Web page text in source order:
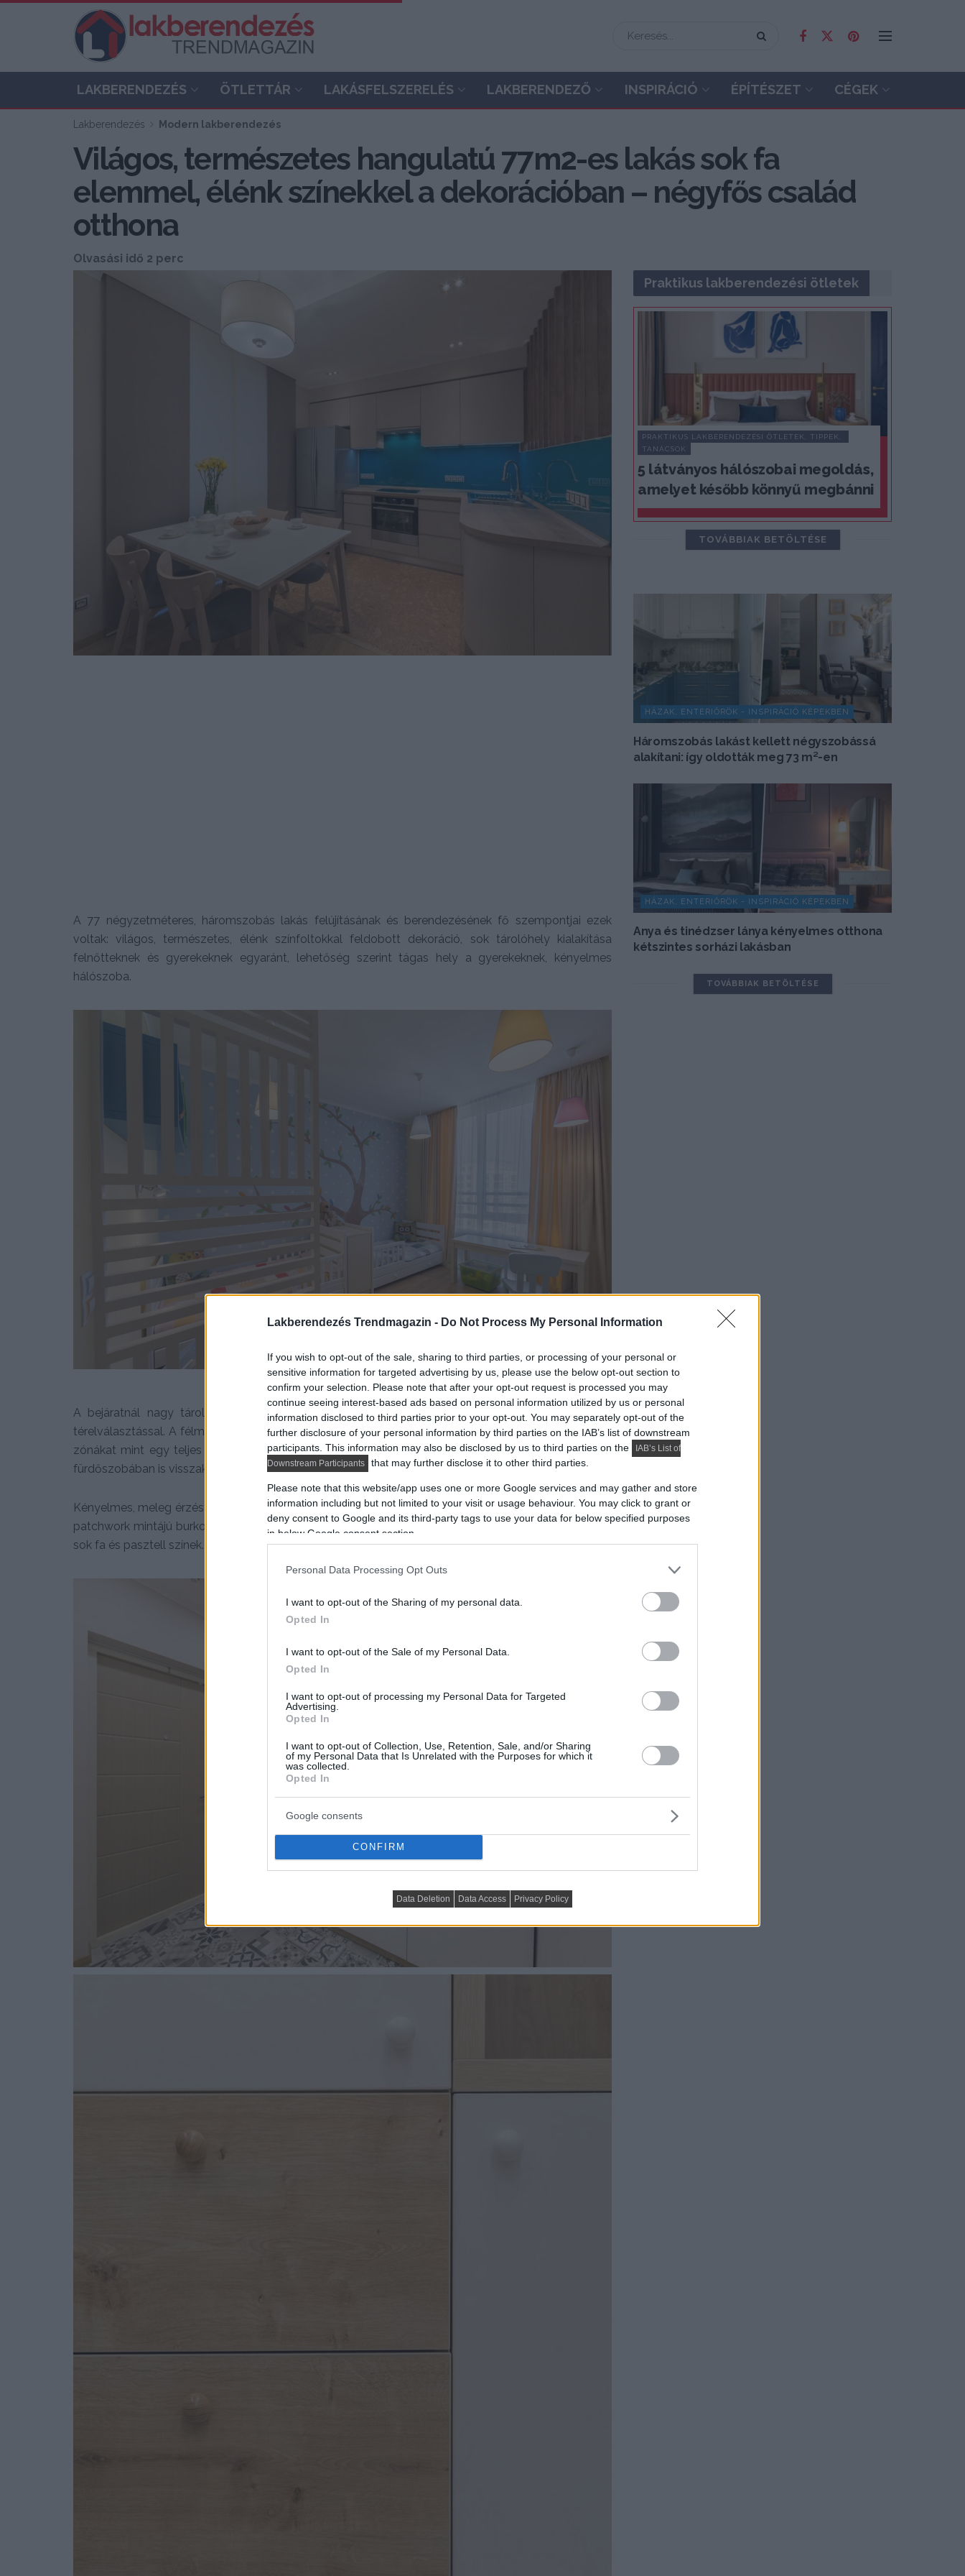
Lakberendezés Trendmagazin - Do Not Process My Personal Information
If you wish to opt-out of the sale, sharing to third parties, or processing of your personal or
sensitive information for targeted advertising by us, please use the below opt-out section to
confirm your selection. Please note that after your opt-out request is processed you may
continue seeing interest-based ads based on personal information utilized by us or personal
information disclosed to third parties prior to your opt-out. You may separately opt-out of the
further disclosure of your personal information by third parties on the IAB’s list of downstream
participants. This information may also be disclosed by us to third parties on the
IAB’s List of
Downstream Participants
that may further disclose it to other third parties.
Please note that this website/app uses one or more Google services and may gather and store
information including but not limited to your visit or usage behaviour. You may click to grant or
deny consent to Google and its third-party tags to use your data for below specified purposes
in below Google consent section.
Personal Data Processing Opt Outs
I want to opt-out of the Sharing of my personal data.
Opted In
I want to opt-out of the Sale of my Personal Data.
Opted In
I want to opt-out of processing my Personal Data for Targeted
Advertising.
Opted In
I want to opt-out of Collection, Use, Retention, Sale, and/or Sharing
of my Personal Data that Is Unrelated with the Purposes for which it
was collected.
Opted In
Google consents
CONFIRM
Data Deletion Data Access Privacy Policy
LAKBERENDEZÉS ÖTLETTÁR LAKÁSFELSZERELÉS LAKBERENDEZŐ INSPIRÁCIÓ ÉPÍTÉSZET CÉGEK
Lakberendezés Modern lakberendezés
Világos, természetes hangulatú 77m2-es lakás sok fa
elemmel, élénk színekkel a dekorációban – négyfős család
otthona
Olvasási idő 2 perc
A 77 négyzetméteres, háromszobás lakás felújításának és berendezésének fő szempontjai ezek
voltak: világos, természetes, élénk színfoltokkal feldobott dekoráció, sok tárolóhely kialakítása
felnőtteknek és gyerekeknek egyaránt, lehetőség szerint tágas hely a gyerekeknek, kényelmes
hálószoba.
A bejáratnál nagy tároló rendszert alakítottak ki, a konyhát és nappalit összevonták részleges
térelválasztással. A félmagasságú válaszfal tetején a deszkák vizuálisan könnyebben választják le a
zónákat mint egy teljes fal. Élénk színek itt a sárga és a türkiz, a türkiz a hálóban, konyhában és a
fürdőszobában is visszaköszön.
Kényelmes, meleg érzést ad a méz színű fa laminált padló, a parafa padló a konyhában, az előszoba
patchwork mintájú burkolata. A gyerekszobában két egyforma ágyat kaptak a gyerekek, a dekoráció
sok fa és pasztell színek. A beépített erkélyre otthoni munkahely és extra szekrény került.
Praktikus lakberendezési ötletek
PRAKTIKUS LAKBERENDEZÉSI ÖTLETEK, TIPPEK,
TANÁCSOK
5 látványos hálószobai megoldás,
amelyet később könnyű megbánni
TOVÁBBIAK BETÖLTÉSE
HÁZAK, ENTERIŐRÖK - INSPIRÁCIÓ KÉPEKBEN
Háromszobás lakást kellett négyszobássá
alakítani: így oldották meg 73 m²-en
HÁZAK, ENTERIŐRÖK - INSPIRÁCIÓ KÉPEKBEN
Anya és tinédzser lánya kényelmes otthona
kétszintes sorházi lakásban
TOVÁBBIAK BETÖLTÉSE